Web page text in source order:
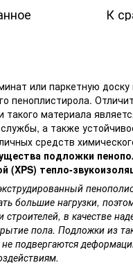
К
или паркетную доску
пеноплистирола.
такого материала
а также
средств
подложки
(XPS) тепло-
большие нагрузки,
строителей, в качестве
пола. Подложки из
подвергаются